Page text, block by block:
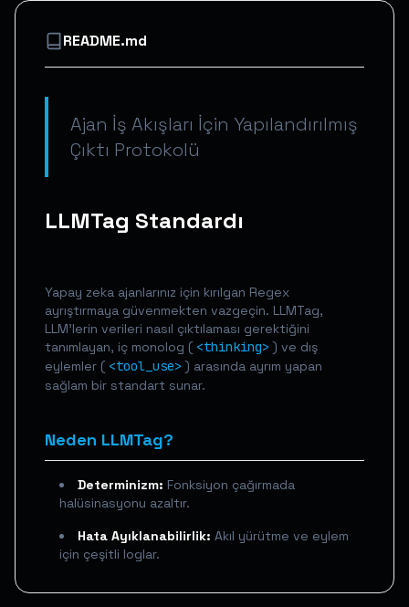
README.md
Ajan İş Akışları İçin Yapılandırılmış
Çıktı Protokolü
LLMTag Standardı
Yapay zeka ajanlarınız için kırılgan Regex
ayrıştırmaya güvenmekten vazgeçin. LLMTag,
LLM'lerin verileri nasıl çıktılaması gerektiğini
tanımlayan, iç monolog ( <thinking> ) ve dış
eylemler ( <tool_use> ) arasında ayrım yapan
sağlam bir standart sunar.
Neden LLMTag?
Determinizm: Fonksiyon çağırmada
halüsinasyonu azaltır.
Hata Ayıklanabilirlik: Akıl yürütme ve eylem
için çeşitli loglar.